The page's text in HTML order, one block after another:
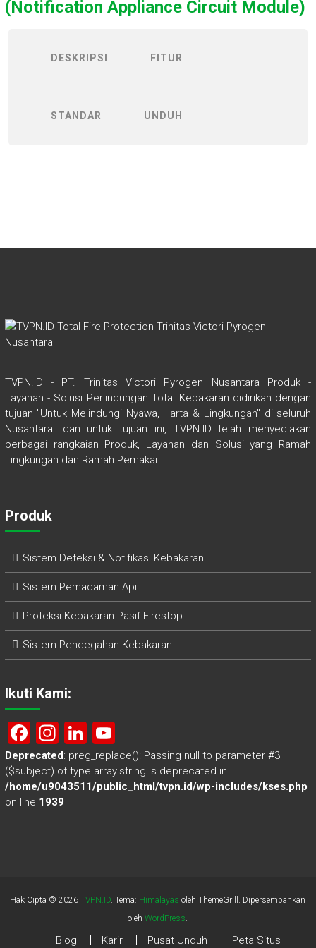
(Notification Appliance Circuit Module)
DESKRIPSI FITUR
STANDAR UNDUH
TVPN.ID - PT. Trinitas Victori Pyrogen Nusantara Produk -
Layanan - Solusi Perlindungan Total Kebakaran didirikan dengan
tujuan "Untuk Melindungi Nyawa, Harta & Lingkungan" di seluruh
Nusantara. dan untuk tujuan ini, TVPN.ID telah menyediakan
berbagai rangkaian Produk, Layanan dan Solusi yang Ramah
Lingkungan dan Ramah Pemakai.
Produk
Sistem Deteksi & Notifikasi Kebakaran
Sistem Pemadaman Api
Proteksi Kebakaran Pasif Firestop
Sistem Pencegahan Kebakaran
Ikuti Kami:
F
a
ce
b
In
st
a
gr
Li
nk
e
dI
Y
o
u
T
C
a
Deprecated: preg_replace(): Passing null to parameter #3
($subject) of type array|string is deprecated in
/home/u9043511/public_html/tvpn.id/wp-includes/kses.php
on line 1939
Hak Cipta © 2026TVPN.ID. Tema: Himalayas oleh ThemeGrill. Dipersembahkan
olehWordPress.
Blog Karir Pusat Unduh Peta Situs